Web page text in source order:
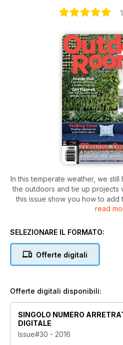
In this temperate weather, we
the outdoors and tie up projects
this issue show you how to add
outdoor room — from flooring to
escape to a hillside home in
exceptional projects from
issue is sure to
read
SELEZIONARE IL FORMATO:
Offerte digitali
Offerte digitali disponibili:
SINGOLO NUMERO
DIGITALE
Issue#30 - 2016